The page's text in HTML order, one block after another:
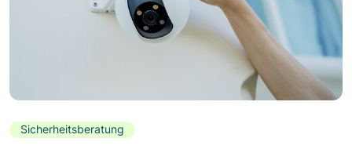
Sicherheitsberatung